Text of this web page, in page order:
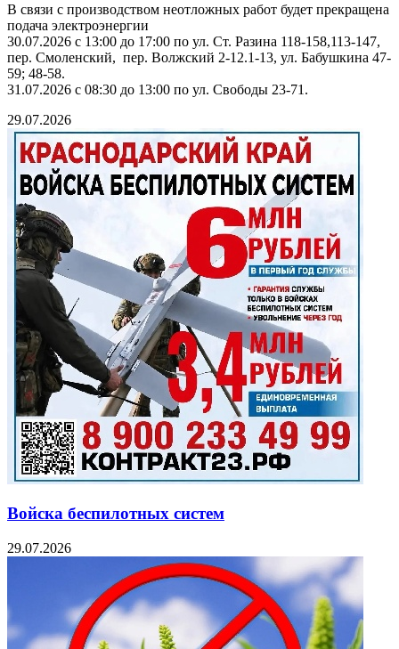
В связи с производством неотложных работ будет прекращена
подача электроэнергии
30.07.2026 с 13:00 до 17:00 по ул. Ст. Разина 118-158,113-147,
пер. Смоленский, пер. Волжский 2-12.1-13, ул. Бабушкина 47-
59; 48-58.
31.07.2026 с 08:30 до 13:00 по ул. Свободы 23-71.
29.07.2026
Войска беспилотных систем
29.07.2026